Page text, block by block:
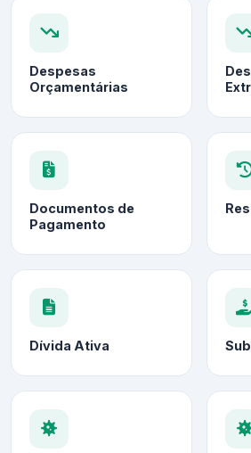
Despesas
Orçamentárias
Documentos de
Pagamento
Dívida Ativa